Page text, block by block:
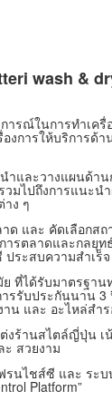
wash &
ารณ์ในการทำเครื่
งการให้บริการด้
ำและวางแผนด้า
วมไปถึงการแนะ
ง ๆ
ด และ คัดเลือกส
ารตลาดและกลยุ
ระสบความสำเร็จ
ที่ได้รับมาตรฐาน
รรับประกันนาน 3
น และ อะไหล่สำ
งร้านสไตล์ญี่ปุ่น เ
ะ สวยงาม
นไชส์ซี และ ระ
Platform”